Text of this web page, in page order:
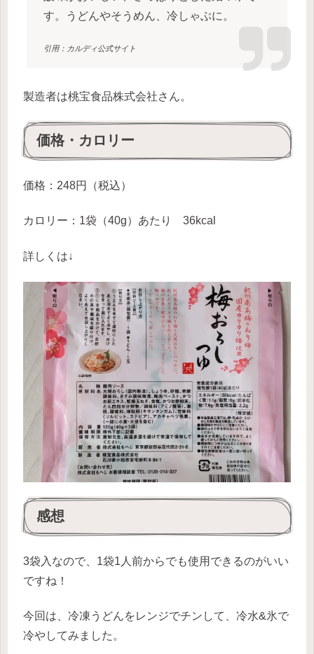
す。うどんやそうめん、冷しゃぶに。
引用：カルディ公式サイト
製造者は桃宝食品株式会社さん。
価格・カロリー
価格：248円（税込）
カロリー：1袋（40g）あたり 36kcal
詳しくは↓
感想
3袋入なので、1袋1人前からでも使用できるのがいい
ですね！
今回は、冷凍うどんをレンジでチンして、冷水&氷で
冷やしてみました。